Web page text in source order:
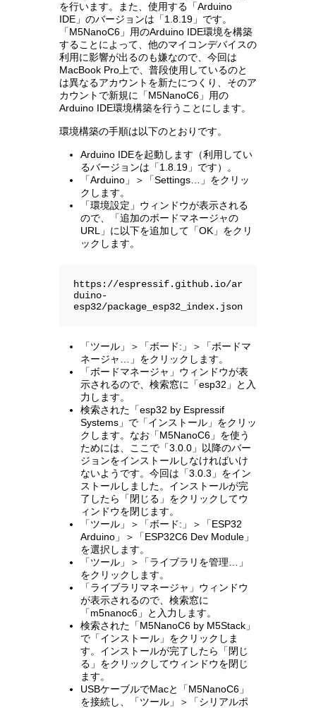
を行います。また、使用する「Arduino
IDE」のバージョンは「1.8.19」です。
「M5NanoC6」用のArduino IDE環境を構築
することによって、他のマイコンデバイスの
利用に影響が出るのも嫌なので、今回は
MacBook Pro上で、普段使用しているのと
は異なるアカウントを新たにつくり、そのア
カウントで新規に「M5NanoC6」用の
Arduino IDE環境構築を行うことにします。
環境構築の手順は以下のとおりです。
Arduino IDEを起動します（利用してい
るバージョンは「1.8.19」です）。
「Arduino」＞「Settings…」をクリッ
クします。
「環境設定」ウィンドウが表示される
ので、「追加のボードマネージャの
URL」に以下を追加して「OK」をクリ
ックします。
https://espressif.github.io/ar
duino-
esp32/package_esp32_index.json
「ツール」＞「ボード:」＞「ボードマ
ネージャ…」をクリックします。
「ボードマネージャ」ウィンドウが表
示されるので、検索窓に「esp32」と入
力します。
検索された「esp32 by Espressif
Systems」で「インストール」をクリッ
クします。なお「M5NanoC6」を使う
ためには、ここで「3.0.0」以降のバー
ジョンをインストールしなければいけ
ないようです。今回は「3.0.3」をイン
ストールしました。インストールが完
了したら「閉じる」をクリックしてウ
ィンドウを閉じます。
「ツール」＞「ボード:」＞「ESP32
Arduino」＞「ESP32C6 Dev Module」
を選択します。
「ツール」＞「ライブラリを管理…」
をクリックします。
「ライブラリマネージャ」ウィンドウ
が表示されるので、検索窓に
「m5nanoc6」と入力します。
検索された「M5NanoC6 by M5Stack」
で「インストール」をクリックしま
す。インストールが完了したら「閉じ
る」をクリックしてウィンドウを閉じ
ます。
USBケーブルでMacと「M5NanoC6」
を接続し、「ツール」＞「シリアルポ